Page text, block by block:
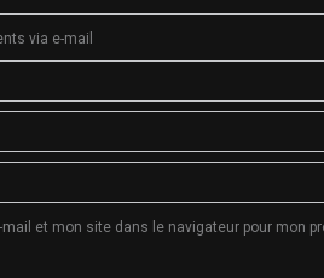
via e-mail
et mon site dans le navigateur pour mon